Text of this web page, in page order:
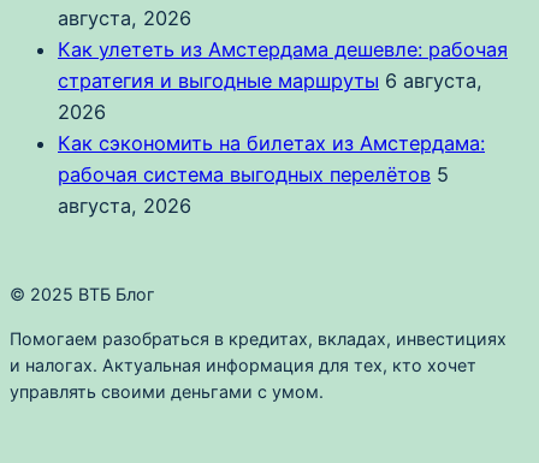
августа, 2026
Как улететь из Амстердама дешевле: рабочая
стратегия и выгодные маршруты 6 августа,
2026
Как сэкономить на билетах из Амстердама:
рабочая система выгодных перелётов 5
августа, 2026
© 2025 ВТБ Блог
Помогаем разобраться в кредитах, вкладах, инвестициях
и налогах. Актуальная информация для тех, кто хочет
управлять своими деньгами с умом.